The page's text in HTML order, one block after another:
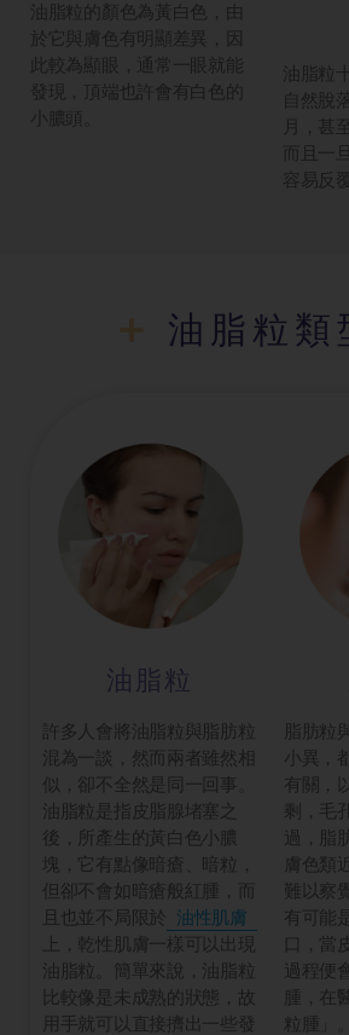
油脂粒的顏色為黃白色，由
於它與膚色有明顯差異，因
此較為顯眼，通常一眼就能
發現，頂端也許會有白色的
小膿頭。
油脂粒
自然脫
月，甚
而且一
容易反
油脂粒類
油脂粒
許多人會將油脂粒與脂肪粒
混為一談，然而兩者雖然相
似，卻不全然是同一回事。
油脂粒是指皮脂腺堵塞之
後，所產生的黃白色小膿
塊，它有點像暗瘡、暗粒，
但卻不會如暗瘡般紅腫，而
且也並不局限於
油性肌膚
上，乾性肌膚一樣可以出現
油脂粒。簡單來說，油脂粒
比較像是未成熟的狀態，故
用手就可以直接擠出一些發
脂肪粒
小異，
有關，
剩，毛
過，脂
膚色類
難以察
有可能
口，當
過程便
腫，在
粒腫」